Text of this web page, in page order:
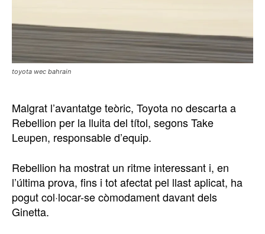
toyota wec bahrain
Malgrat l’avantatge teòric, Toyota no descarta a
Rebellion per la lluita del títol, segons Take
Leupen, responsable d’equip.
Rebellion ha mostrat un ritme interessant i, en
l’última prova, fins i tot afectat pel llast aplicat, ha
pogut col·locar-se còmodament davant dels
Ginetta.